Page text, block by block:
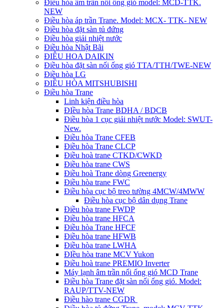
Điều hòa âm trần nối ống gió model: MCD-TTK.
NEW
Điều hòa áp trần Trane. Model: MCX- TTK- NEW
Điều hòa đặt sàn tủ đứng
Điều hòa giải nhiệt nước
Điều hòa Nhật Bãi
ĐIÊU HOA DAIKIN
Điều hòa đặt sàn nối ống gió TTA/TTH/TWE-NEW
Điều hòa LG
ĐIỀU HÒA MITSHUBISHI
Điều hòa Trane
Linh kiện điều hòa
ĐIều hòa Trane BDHA / BDCB
Điều hòa 1 cục giải nhiệt nước Model: SWUT-
New.
Điều hòa Trane CFEB
Điều hòa Trane CLCP
Điều hoà trane CTKD/CWKD
Điều hòa trane CWS
Điều hoà Trane dòng Greenergy
Điều hòa trane FWC
Điều hòa cục bộ treo tường 4MCW/4MWW
Điều hòa cục bộ dân dụng Trane
Điều hòa trane FWDP
Điều hòa trane HFCA
Điều hòa Trane HFCF
Điều hòa trane HFWB
Điều hòa trane LWHA
ĐIều hòa trane MCV Yukon
Điều hoà trane PREMIO Inverter
Máy lạnh âm trần nối ống gió MCD Trane
Điều hòa Trane đặt sàn nối ống gió. Model:
RAUP/TTV-NEW
Điều hào trane CGDR